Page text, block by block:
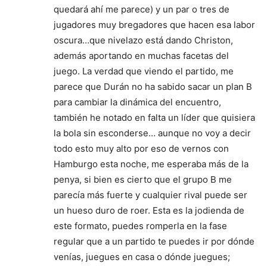
quedará ahí me parece) y un par o tres de
jugadores muy bregadores que hacen esa labor
oscura…que nivelazo está dando Christon,
además aportando en muchas facetas del
juego. La verdad que viendo el partido, me
parece que Durán no ha sabido sacar un plan B
para cambiar la dinámica del encuentro,
también he notado en falta un líder que quisiera
la bola sin esconderse… aunque no voy a decir
todo esto muy alto por eso de vernos con
Hamburgo esta noche, me esperaba más de la
penya, si bien es cierto que el grupo B me
parecía más fuerte y cualquier rival puede ser
un hueso duro de roer. Esta es la jodienda de
este formato, puedes romperla en la fase
regular que a un partido te puedes ir por dónde
venías, juegues en casa o dónde juegues;